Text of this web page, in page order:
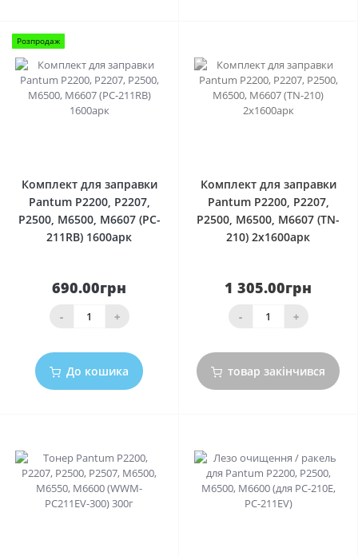
Розпродаж
Комплект для заправки
Pantum P2200, P2207,
P2500, M6500, M6607 (PC-
211RB) 1600арк
690.00грн
- +
До кошика
Комплект для заправки
Pantum P2200, P2207,
P2500, M6500, M6607 (TN-
210) 2х1600арк
1 305.00грн
- +
товар закінчився